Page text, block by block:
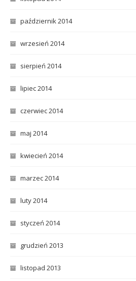
październik 2014
wrzesień 2014
sierpień 2014
lipiec 2014
czerwiec 2014
maj 2014
kwiecień 2014
marzec 2014
luty 2014
styczeń 2014
grudzień 2013
listopad 2013